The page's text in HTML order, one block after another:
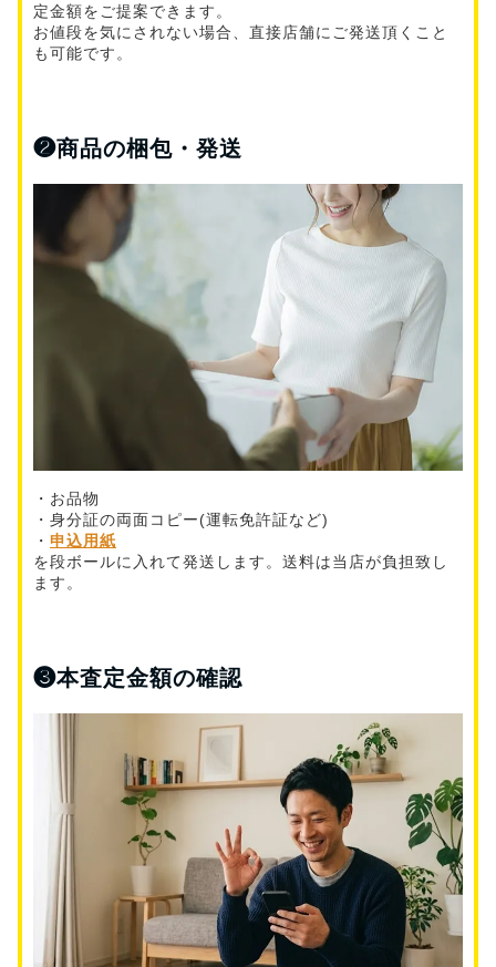
定金額をご提案できます。
お値段を気にされない場合、直接店舗にご発送頂くこと
も可能です。
❷商品の梱包・発送
・お品物
・身分証の両面コピー(運転免許証など)
・ 申込用紙
を段ボールに入れて発送します。送料は当店が負担致し
ます。
❸本査定金額の確認